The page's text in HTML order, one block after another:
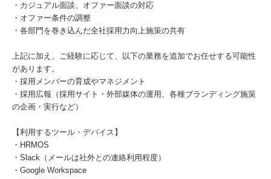
・カジュアル面談、オファー面談の対応
・オファー条件の調整
・各部門を巻き込んだ全社採用力向上施策の共有
上記に加え、ご経験に応じて、以下の業務を追加でお任せする可能性
があります。
・採用メンバーの育成やマネジメント
・採用広報（採用サイト・外部媒体の運用、各種ブランディング施策
の企画・実行など）
【利用するツール・デバイス】
・HRMOS
・Slack（メールは社外との連絡利用程度）
・Google Workspace